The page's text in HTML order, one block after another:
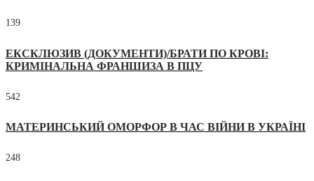
139
ЕКСКЛЮЗИВ (ДОКУМЕНТИ)/БРАТИ ПО КРОВІ:
КРИМІНАЛЬНА ФРАНШИЗА В ПЦУ
542
МАТЕРИНСЬКИЙ ОМОРФОР В ЧАС ВІЙНИ В УКРАЇНІ
248